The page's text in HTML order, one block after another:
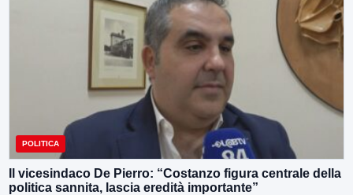
POLITICA
Il vicesindaco De Pierro: “Costanzo figura centrale della
politica sannita, lascia eredità importante”